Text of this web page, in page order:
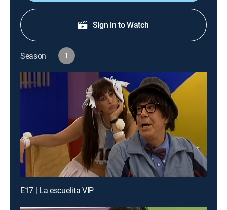
Sign in to Watch
Season 1
E17 | La escuelita VIP